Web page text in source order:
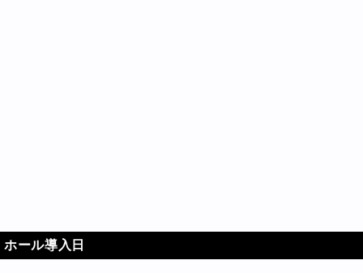
ホール導入日